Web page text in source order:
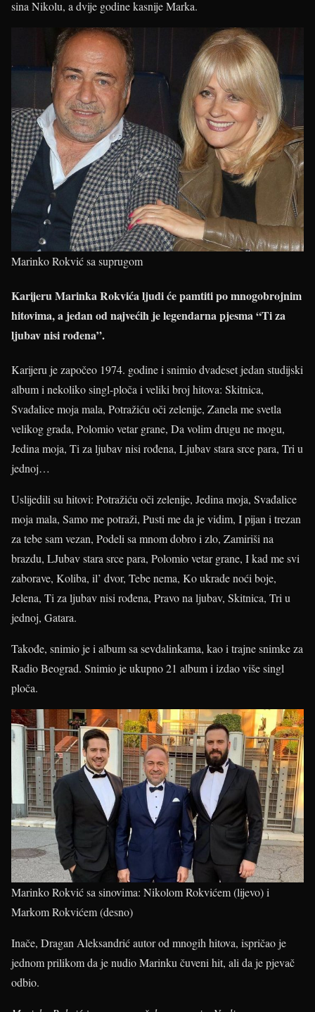
sina Nikolu, a dvije godine kasnije Marka.
Marinko Rokvić sa suprugom
Karijeru Marinka Rokvića ljudi će pamtiti po mnogobrojnim
hitovima, a jedan od najvećih je legendarna pjesma “Ti za
ljubav nisi rođena”.
Karijeru je započeo 1974. godine i snimio dvadeset jedan studijski
album i nekoliko singl-ploča i veliki broj hitova: Skitnica,
Svađalice moja mala, Potražiću oči zelenije, Zanela me svetla
velikog grada, Polomio vetar grane, Da volim drugu ne mogu,
Jedina moja, Ti za ljubav nisi rođena, Ljubav stara srce para, Tri u
jednoj…
Uslijedili su hitovi: Potražiću oči zelenije, Jedina moja, Svađalice
moja mala, Samo me potraži, Pusti me da je vidim, I pijan i trezan
za tebe sam vezan, Podeli sa mnom dobro i zlo, Zamiriši na
brazdu, LJubav stara srce para, Polomio vetar grane, I kad me svi
zaborave, Koliba, il’ dvor, Tebe nema, Ko ukrade noći boje,
Jelena, Ti za ljubav nisi rođena, Pravo na ljubav, Skitnica, Tri u
jednoj, Gatara.
Takođe, snimio je i album sa sevdalinkama, kao i trajne snimke za
Radio Beograd. Snimio je ukupno 21 album i izdao više singl
ploča.
Marinko Rokvić sa sinovima: Nikolom Rokvićem (lijevo) i
Markom Rokvićem (desno)
Inače, Dragan Aleksandrić autor od mnogih hitova, ispričao je
jednom prilikom da je nudio Marinku čuveni hit, ali da je pjevač
odbio.